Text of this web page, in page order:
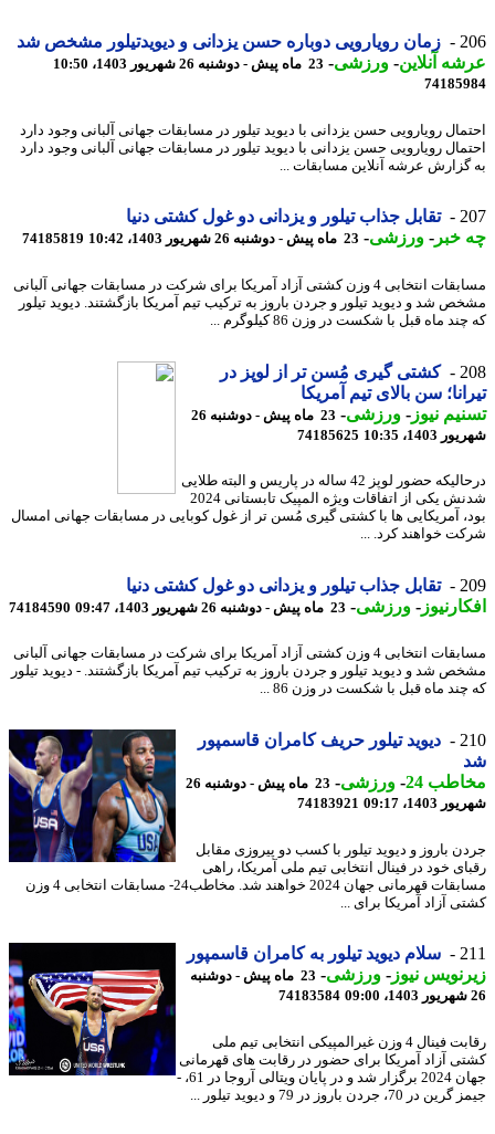
زمان رویارویی دوباره حسن یزدانی و دیویدتیلور مشخص شد
آنلاین-ورزشی-23 ماه پیش - دوشنبه 26 شهریور 1403، 10:50
رویارویی حسن یزدانی با دیوید تیلور در مسابقات جهانی آلبانی وجود دارد
رویارویی حسن یزدانی با دیوید تیلور در مسابقات جهانی آلبانی وجود دارد
عرشه آنلاین مسابقات ...
تقابل جذاب تیلور و یزدانی دو غول کشتی دنیا
خبر -ورزشی-23 ماه پیش - دوشنبه 26 شهریور 1403، 10:42 74185819
مسابقات انتخابی 4 وزن کشتی آزاد آمریکا برای شرکت در مسابقات جهانی آلبانی
شد و دیوید تیلور و جردن باروز به ترکیب تیم آمریکا بازگشتند. دیوید تیلور
ماه قبل با شکست در وزن 86 کیلوگرم ...
کشتی گیری مُسن تر از لوپز در
سن بالای تیم آمریکا
نیوز-ورزشی-
23 ماه پیش - دوشنبه 26
10:35
74185625
درحالیکه حضور لوپز 42 ساله در پاریس و البته طلایی
شدنش یکی از اتفاقات ویژه المپیک تابستانی 2024
آمریکایی ها با کشتی گیری مُسن تر از غول کوبایی در مسابقات جهانی امسال
خواهند کرد. ...
تقابل جذاب تیلور و یزدانی دو غول کشتی دنیا
-ورزشی-23 ماه پیش - دوشنبه 26 شهریور 1403، 09:47 74184590
مسابقات انتخابی 4 وزن کشتی آزاد آمریکا برای شرکت در مسابقات جهانی آلبانی
شد و دیوید تیلور و جردن باروز به ترکیب تیم آمریکا بازگشتند. - دیوید تیلور
ماه قبل با شکست در وزن 86 ...
دیوید تیلور حریف کامران قاسمپور
24
-ورزشی-
23 ماه پیش - دوشنبه 26
09:17
74183921
باروز و دیوید تیلور با کسب دو پیروزی مقابل
خود در فینال انتخابی تیم ملی آمریکا، راهی
مسابقات قهرمانی جهان 2024 خواهند شد. مخاطب24- مسابقات انتخابی 4 وزن
آزاد آمریکا برای ...
سلام دیوید تیلور به کامران قاسمپور
نیوز-ورزشی-
23 ماه پیش - دوشنبه
74183584
رقابت فینال 4 وزن غیرالمپیکی انتخابی تیم ملی
آزاد آمریکا برای حضور در رقابت های قهرمانی
جهان 2024 برگزار شد و در پایان ویتالی آروجا در 61، -
70، جردن باروز در 79 و دیوید تیلور ...